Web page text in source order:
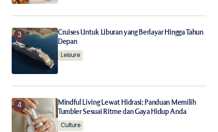
Submit Comment
Cruises Untuk Liburan yang Berlayar Hingga Tahun
Depan
Leisure
Mindful Living Lewat Hidrasi: Panduan Memilih
Tumbler Sesuai Ritme dan Gaya Hidup Anda
Culture